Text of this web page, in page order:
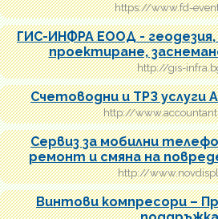
https://www.fd-
ГИС-ИНФРА ЕООД -
проектиране,
http://gis-
Счетоводни и ТРЗ услуги
http://
Сервиз за мобилни
ремонт и смяна на
http://
Винтови компресори –